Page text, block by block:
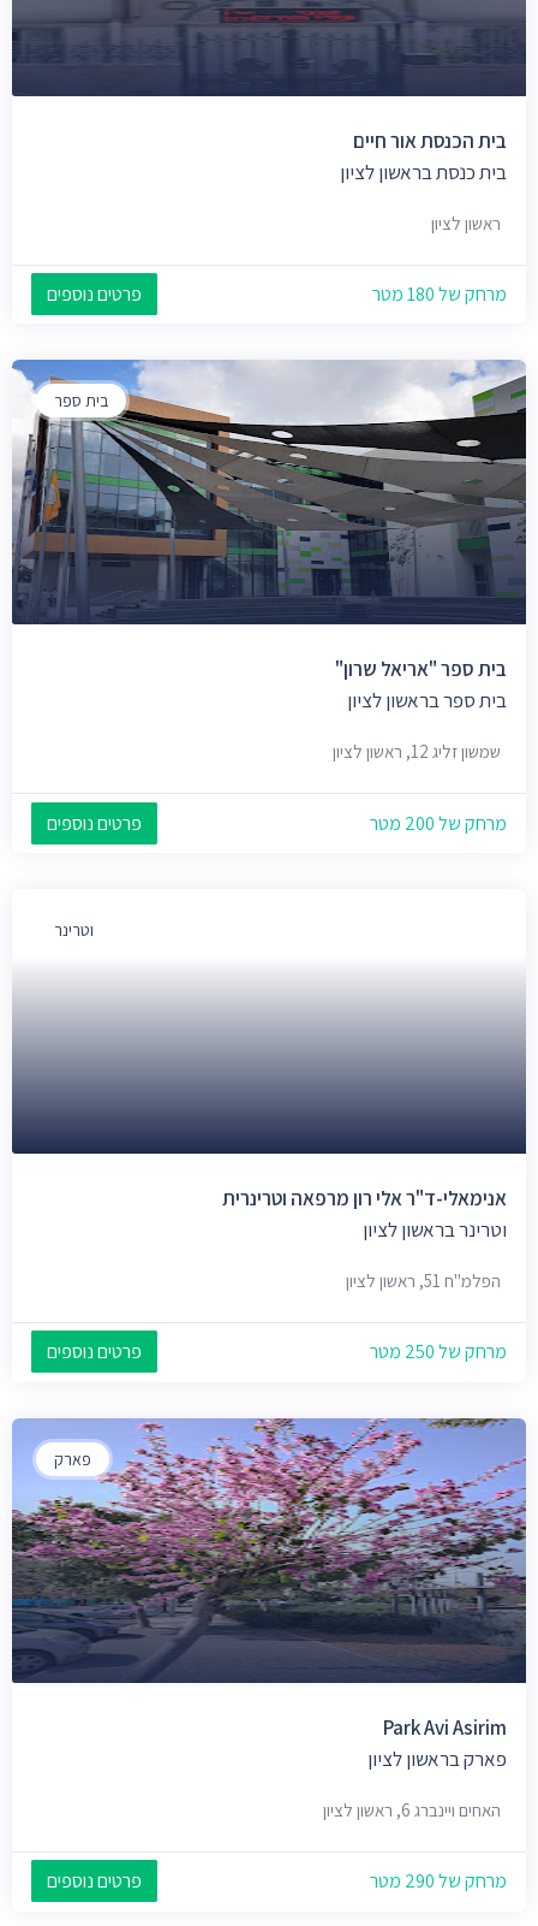
בית הכנסת אור חיים
בית כנסת בראשון לציון
ראשון לציון
מרחק של 180 מטר פרטים נוספים
בית ספר
בית ספר "אריאל שרון"
בית ספר בראשון לציון
שמשון זליג 12, ראשון לציון
מרחק של 200 מטר פרטים נוספים
וטרינר
אנימאלי-ד"ר אלי רון מרפאה וטרינרית
וטרינר בראשון לציון
הפלמ"ח 51, ראשון לציון
מרחק של 250 מטר פרטים נוספים
פארק
Park Avi Asirim
פארק בראשון לציון
האחים ויינברג 6, ראשון לציון
מרחק של 290 מטר פרטים נוספים